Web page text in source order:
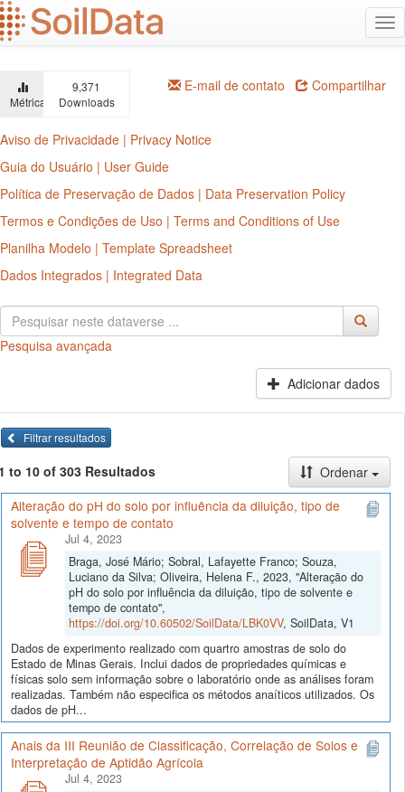
Ir
para
o
principal
Métricas
9,371
Downloads
E-mail de contato Compartilhar
Aviso de Privacidade | Privacy Notice
Guia do Usuário | User Guide
Política de Preservação de Dados | Data Preservation Policy
Termos e Condições de Uso | Terms and Conditions of Use
Planilha Modelo | Template Spreadsheet
Dados Integrados | Integrated Data
Pesquisa avançada
Adicionar dados
Filtrar resultados
to 10 of 303 Resultados
Ordenar
Alteração do pH do solo por influência da diluição, tipo de
solvente e tempo de contato
Jul 4, 2023
Braga, José Mário; Sobral, Lafayette Franco; Souza,
Luciano da Silva; Oliveira, Helena F., 2023, "Alteração do
pH do solo por influência da diluição, tipo de solvente e
tempo de contato",
https://doi.org/10.60502/SoilData/LBK0VV, SoilData, V1
Dados de experimento realizado com quartro amostras de solo do
Estado de Minas Gerais. Inclui dados de propriedades químicas e
físicas solo sem informação sobre o laboratório onde as análises foram
realizadas. Também não especifica os métodos anaíticos utilizados. Os
dados de pH...
Anais da III Reunião de Classificação, Correlação de Solos e
Interpretação de Aptidão Agrícola
Jul 4, 2023